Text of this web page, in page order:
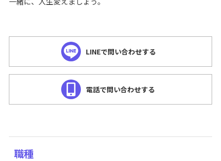
LINEで問い合わせする
電話で問い合わせする
職種